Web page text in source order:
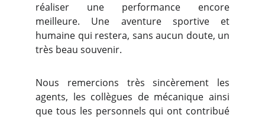
réaliser une performance encore
meilleure. Une aventure sportive et
humaine qui restera, sans aucun doute, un
très beau souvenir.
Nous remercions très sincèrement les
agents, les collègues de mécanique ainsi
que tous les personnels qui ont contribué